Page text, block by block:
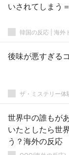
いされてしまう
韓国の反応 | 海外
後味が悪すぎる
ザ・ミステリー体
世界中の誰もが
いたとしたら世
う？海外の反応